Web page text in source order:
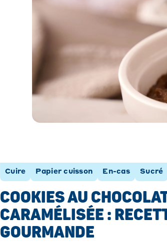
Cuire Papier cuisson En-cas Sucré
COOKIES AU
CARAMÉLISÉE :
GOURMANDE